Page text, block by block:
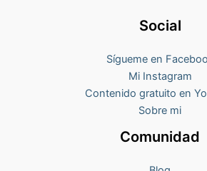
Social
Sígueme en
Mi Instagram
Contenido gratuito en
Sobre mi
Comunidad